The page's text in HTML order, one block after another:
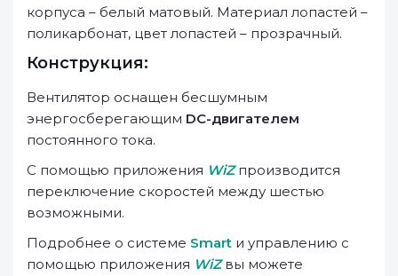
корпуса – белый матовый. Материал лопастей –
поликарбонат, цвет лопастей – прозрачный.
Конструкция:
Вентилятор оснащен бесшумным
энергосберегающим DC-двигателем
постоянного тока.
С помощью приложения WiZпроизводится
переключение скоростей между шестью
возможными.
Подробнее о системе Smart и управлению с
помощью приложения WiZвы можете